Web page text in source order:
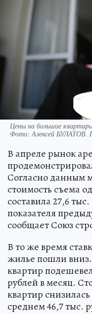
Цены на большие
Фото:Алексей БУЛАТОВ.
В апреле рынок
Согласно данным
стоимость съема
составила 27,6
показателя
сообщает Союз
В то же время
жилье пошли
квартир
рублей в месяц.
квартир снизилась
среднем 46,7 тыс.